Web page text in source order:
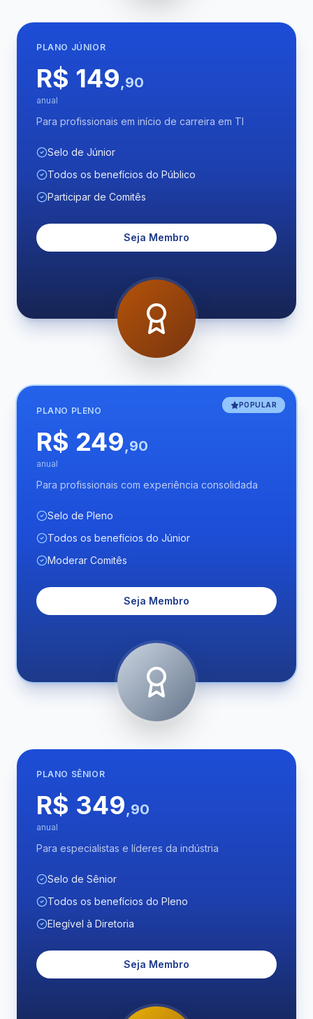
PLANO JÚNIOR
R$ 149,90
anual
Para profissionais em início de carreira em TI
Selo de Júnior
Todos os benefícios do Público
Participar de Comitês
Seja Membro
POPULAR
PLANO PLENO
R$ 249,90
anual
Para profissionais com experiência consolidada
Selo de Pleno
Todos os benefícios do Júnior
Moderar Comitês
Seja Membro
PLANO SÊNIOR
R$ 349,90
anual
Para especialistas e líderes da indústria
Selo de Sênior
Todos os benefícios do Pleno
Elegível à Diretoria
Seja Membro